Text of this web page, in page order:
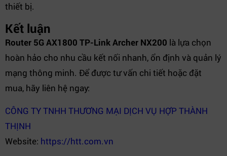
thiết bị.
Kết luận
Router 5G AX1800 TP-Link Archer NX200 là lựa chọn
hoàn hảo cho nhu cầu kết nối nhanh, ổn định và quản lý
mạng thông minh. Để được tư vấn chi tiết hoặc đặt
mua, hãy liên hệ ngay:
CÔNG TY TNHH THƯƠNG MẠI DỊCH VỤ HỢP THÀNH
THỊNH
Website: https://htt.com.vn